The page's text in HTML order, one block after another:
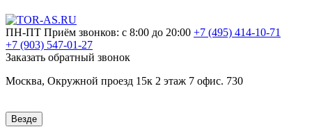
ПН-ПТ Приём звонков: с 8:00 до 20:00 +7 (495) 414-10-71
+7 (903) 547-01-27
Заказать обратный звонок
Москва, Окружной проезд 15к 2 этаж 7 офис. 730
Везде